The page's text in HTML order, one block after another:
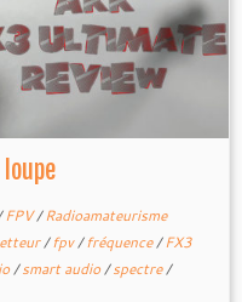
loupe
FPV/Radioamateurisme
/fpv/fréquence/FX3
/smart audio/spectre/